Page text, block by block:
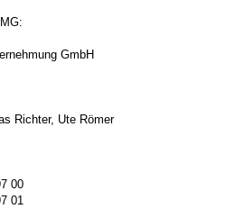
GmbH
Richter, Ute Römer
00
01